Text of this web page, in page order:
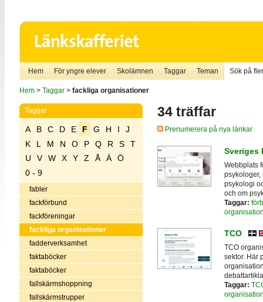
Hem För yngre elever Skolämnen Taggar Teman Sök på
Hem> Taggar> fackliga organisationer
Taggar
A B C D E F G H I
J
K
L M N O P Q R S
T
U
V W X Y Z Å Ä
Ö
0 - 9
fabler
fackförbund
fackföreningar
fackliga organisationer
fadderverksamhet
faktaböcker
faktaböcker
fallskärmshoppning
fallskärmstrupper
34 träffar
Prenumerera på nya länkar
Sveriges
Webbplats
psykologer,
psykologi
och om
Taggar:
TCO
TCO
sektor. Här
Taggar: